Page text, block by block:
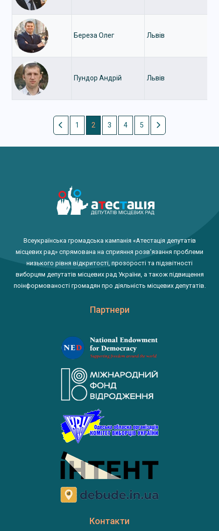
Береза Олег Львів
Пундор Андрій Львів
1 2 3 4 5
Всеукраїнська громадська кампанія «Атестація депутатів
місцевих рад» спрямована на сприяння розв'язання проблеми
низького рівня відкритості, прозорості та підзвітності
виборцям депутатів місцевих рад України, а також підвищення
поінформованості громадян про діяльність місцевих депутатів.
Партнери
Контакти